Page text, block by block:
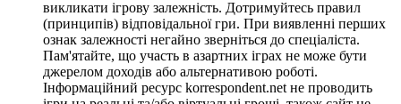
викликати ігрову залежність. Дотримуйтесь правил
(принципів) відповідальної гри. При виявленні перших
ознак залежності негайно зверніться до спеціаліста.
Пам'ятайте, що участь в азартних іграх не може бути
джерелом доходів або альтернативою роботі.
Інформаційний ресурс korrespondent.net не проводить